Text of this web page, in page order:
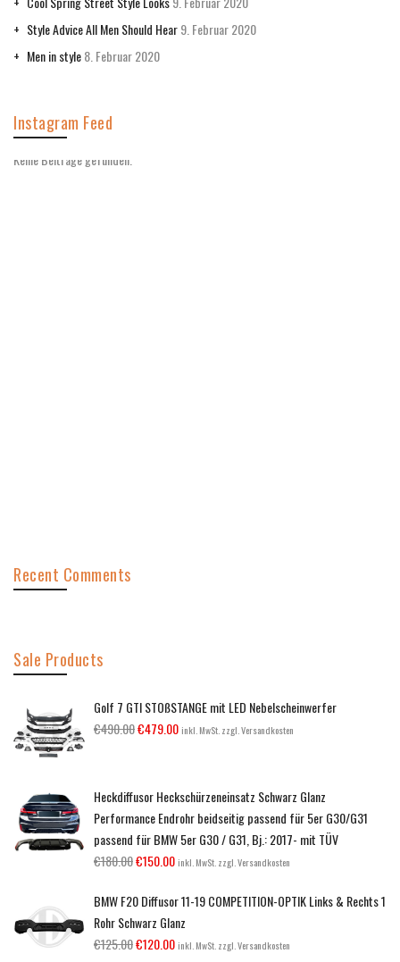
Style Advice All Men Should Hear9. Februar 2020
Men in style8. Februar 2020
Instagram Feed
Keine Beiträge gefunden.
Recent Comments
Sale Products
Golf 7 GTI STOßSTANGE mit LED Nebelscheinwerfer
€490.00€479.00 inkl. MwSt. zzgl. Versandkosten
Heckdiffusor Heckschürzeneinsatz Schwarz Glanz
Performance Endrohr beidseitig passend für 5er G30/G31
passend für BMW 5er G30 / G31, Bj.: 2017- mit TÜV
€180.00€150.00 inkl. MwSt. zzgl. Versandkosten
BMW F20 Diffusor 11-19 COMPETITION-OPTIK Links & Rechts 1
Rohr Schwarz Glanz
€125.00€120.00 inkl. MwSt. zzgl. Versandkosten